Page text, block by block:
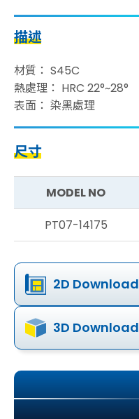
描述
材質： S45C
熱處理： HRC 22°~28°
表面： 染黑處理
尺寸
MODEL NO
PT07-14175
2D Download
3D Download